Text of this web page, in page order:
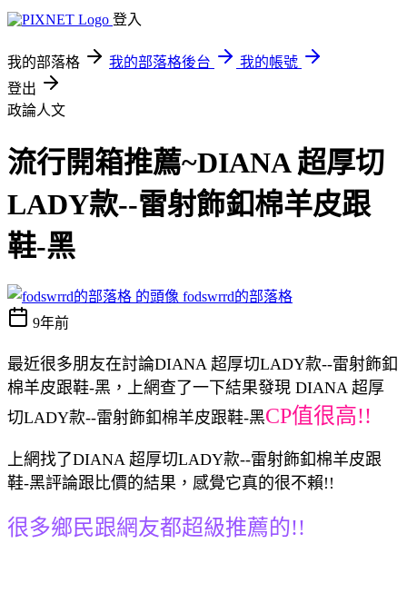
登入
我的部落格 我的部落格後台
我的帳號
登出
政論人文
流行開箱推薦~DIANA 超厚切
LADY款--雷射飾釦棉羊皮跟
鞋-黑
fodswrrd的部落格
9年前
最近很多朋友在討論DIANA 超厚切LADY款--雷射飾釦
棉羊皮跟鞋-黑，上網查了一下結果發現 DIANA 超厚
切LADY款--雷射飾釦棉羊皮跟鞋-黑CP值很高!!
上網找了DIANA 超厚切LADY款--雷射飾釦棉羊皮跟
鞋-黑評論跟比價的結果，感覺它真的很不賴!!
很多鄉民跟網友都超級推薦的!!